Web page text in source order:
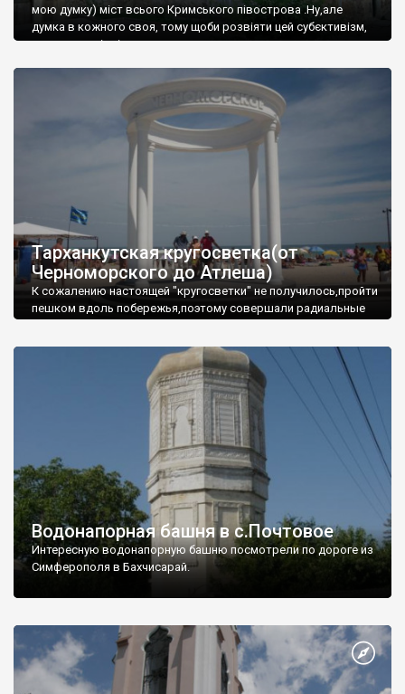
мою думку) міст всього Кримського півострова .Ну,але
думка в кожного своя, тому щоби розвіяти цей субєктивізм,
запрошую відвідати це
Тарханкутская кругосветка(от
Черноморского до Атлеша)
К сожалению настоящей "кругосветки" не получилось,пройти
пешком вдоль побережья,поэтому совершали радиальные
Водонапорная башня в с.Почтовое
Интересную водонапорную башню посмотрели по дороге из
Симферополя в Бахчисарай.